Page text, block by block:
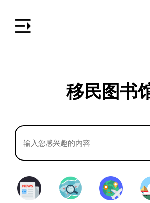
移民图书